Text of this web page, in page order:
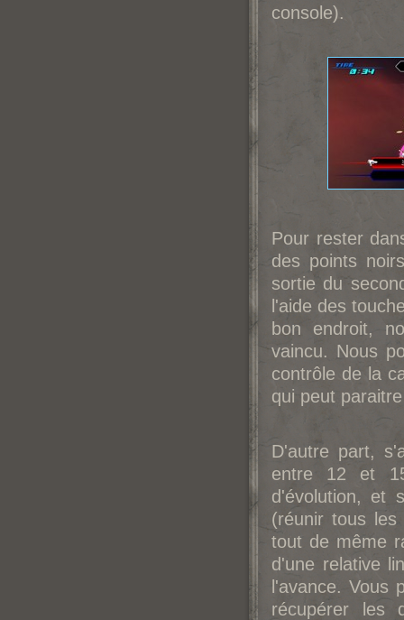
console).
Pour rester
des points
sortie du
l'aide des
bon endroit,
vaincu. Nous
contrôle de la
qui peut
D'autre part,
entre 12 et
d'évolution, et
(réunir tous
tout de même
d'une relative
l'avance. Vous
récupérer les